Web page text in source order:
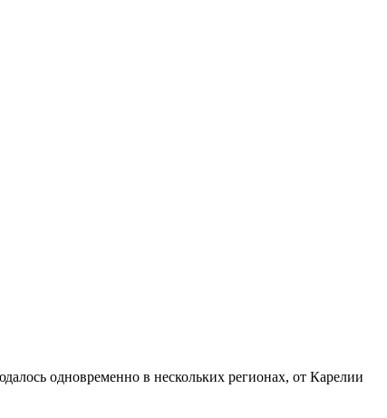
одновременно в нескольких регионах, от Карелии